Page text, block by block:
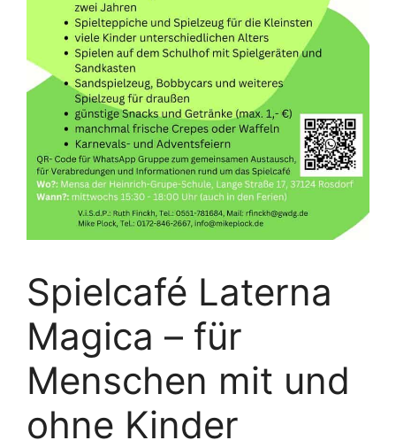
Spielcafé Laterna
Magica – für
Menschen mit und
ohne Kinder